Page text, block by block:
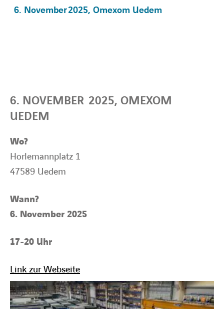
6. November 2025, Omexom Uedem
6. NOVEMBER 2025, OMEXOM
UEDEM
Wo?
Horlemannplatz 1
47589 Uedem
Wann?
6. November 2025
17-20 Uhr
Link zur Webseite